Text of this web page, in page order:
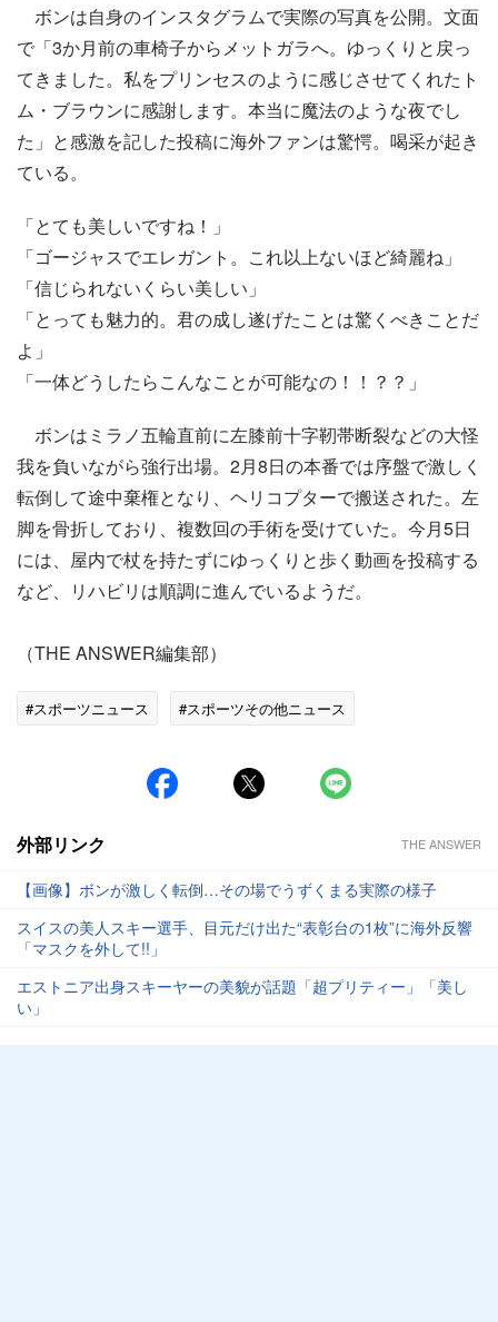
ボンは自身のインスタグラムで実際の写真を公開。文面
で「3か月前の車椅子からメットガラへ。ゆっくりと戻っ
てきました。私をプリンセスのように感じさせてくれたト
ム・ブラウンに感謝します。本当に魔法のような夜でし
た」と感激を記した投稿に海外ファンは驚愕。喝采が起き
ている。
「とても美しいですね！」
「ゴージャスでエレガント。これ以上ないほど綺麗ね」
「信じられないくらい美しい」
「とっても魅力的。君の成し遂げたことは驚くべきことだ
よ」
「一体どうしたらこんなことが可能なの！！？？」
ボンはミラノ五輪直前に左膝前十字靭帯断裂などの大怪
我を負いながら強行出場。2月8日の本番では序盤で激しく
転倒して途中棄権となり、ヘリコプターで搬送された。左
脚を骨折しており、複数回の手術を受けていた。今月5日
には、屋内で杖を持たずにゆっくりと歩く動画を投稿する
など、リハビリは順調に進んでいるようだ。
（THE ANSWER編集部）
#スポーツニュース #スポーツその他ニュース
外部リンク THE ANSWER
【画像】ボンが激しく転倒…その場でうずくまる実際の様子
スイスの美人スキー選手、目元だけ出た“表彰台の1枚”に海外反響
「マスクを外して!!」
エストニア出身スキーヤーの美貌が話題「超プリティー」「美し
い」